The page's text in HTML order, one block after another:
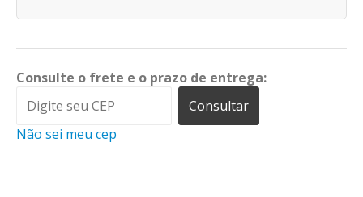
Consulte o frete e o prazo de entrega:
Consultar
Não sei meu cep